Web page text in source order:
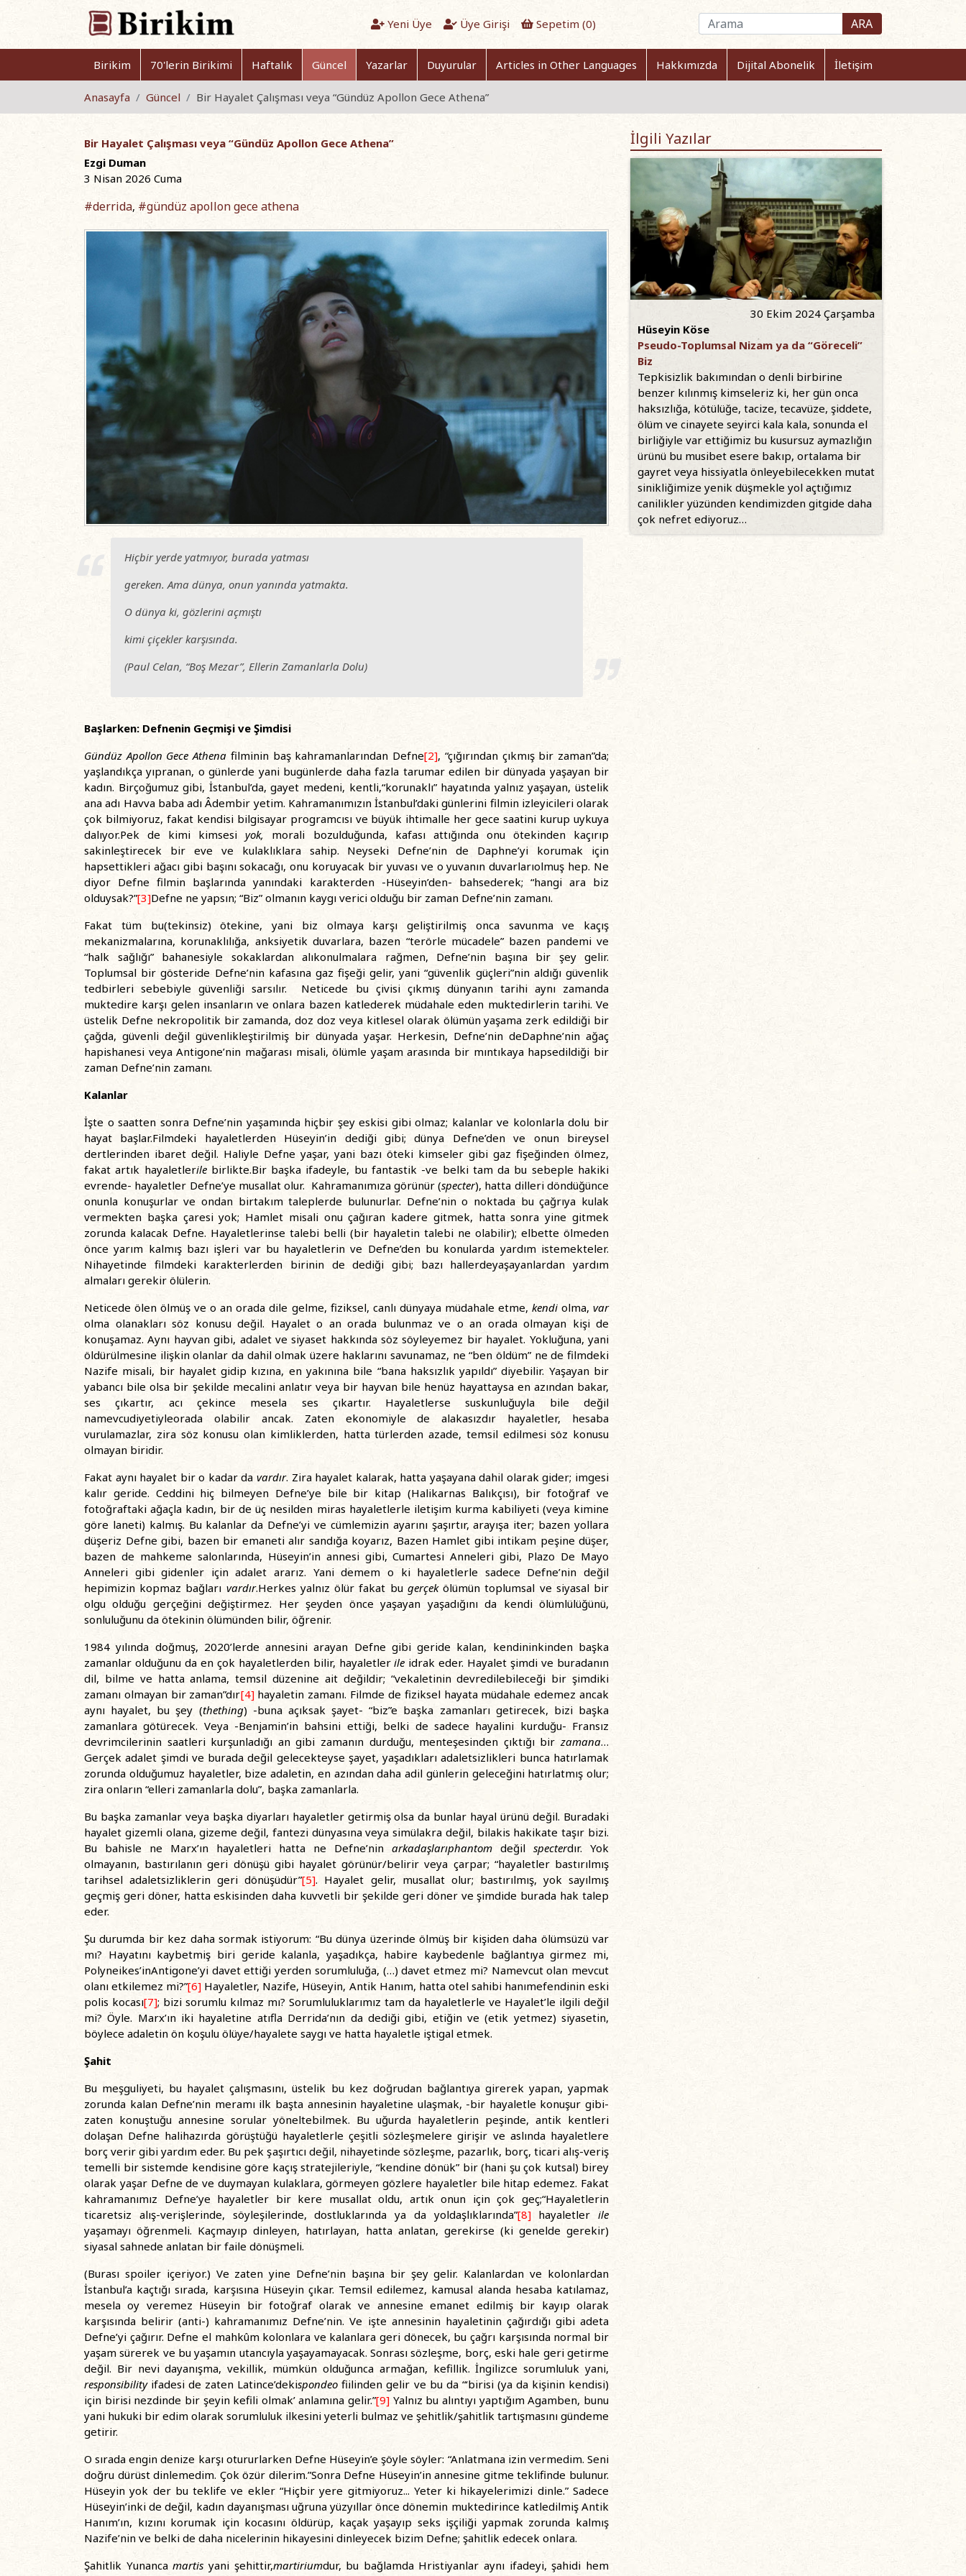
Yeni Üye Üye Girişi Sepetim (0) ARA
Birikim 70'lerin Birikimi Haftalık Güncel Yazarlar Duyurular Articles in Other Languages Hakkımızda Dijital Abonelik İletişim
Anasayfa Güncel Bir Hayalet Çalışması veya “Gündüz Apollon Gece Athena”
Bir Hayalet Çalışması veya “Gündüz Apollon Gece Athena”
Ezgi Duman
3 Nisan 2026 Cuma
#derrida, #gündüz apollon gece athena
Hiçbir yerde yatmıyor, burada yatması
gereken. Ama dünya, onun yanında yatmakta.
O dünya ki, gözlerini açmıştı
kimi çiçekler karşısında.
(Paul Celan, “Boş Mezar”, Ellerin Zamanlarla Dolu)
Başlarken: Defnenin Geçmişi ve Şimdisi
Gündüz Apollon Gece Athena filminin baş kahramanlarından Defne[2], “çığırından çıkmış bir zaman”da;
yaşlandıkça yıpranan, o günlerde yani bugünlerde daha fazla tarumar edilen bir dünyada yaşayan bir
kadın. Birçoğumuz gibi, İstanbul’da, gayet medeni, kentli,“korunaklı” hayatında yalnız yaşayan, üstelik
ana adı Havva baba adı Âdembir yetim. Kahramanımızın İstanbul’daki günlerini filmin izleyicileri olarak
çok bilmiyoruz, fakat kendisi bilgisayar programcısı ve büyük ihtimalle her gece saatini kurup uykuya
dalıyor.Pek de kimi kimsesiyok, morali bozulduğunda, kafası attığında onu ötekinden kaçırıp
sakinleştirecek bir eve ve kulaklıklara sahip. Neyseki Defne’nin de Daphne’yi korumak için
hapsettikleri ağacı gibi başını sokacağı, onu koruyacak bir yuvası ve o yuvanın duvarlarıolmuş hep. Ne
diyor Defne filmin başlarında yanındaki karakterden -Hüseyin’den- bahsederek; “hangi ara biz
olduysak?”[3]Defne ne yapsın; “Biz” olmanın kaygı verici olduğu bir zaman Defne’nin zamanı.
Fakat tüm bu(tekinsiz) ötekine, yani biz olmaya karşı geliştirilmiş onca savunma ve kaçış
mekanizmalarına, korunaklılığa, anksiyetik duvarlara, bazen “terörle mücadele” bazen pandemi ve
“halk sağlığı” bahanesiyle sokaklardan alıkonulmalara rağmen, Defne’nin başına bir şey gelir.
Toplumsal bir gösteride Defne’nin kafasına gaz fişeği gelir, yani “güvenlik güçleri”nin aldığı güvenlik
tedbirleri sebebiyle güvenliği sarsılır. Neticede bu çivisi çıkmış dünyanın tarihi aynı zamanda
muktedire karşı gelen insanların ve onlara bazen katlederek müdahale eden muktedirlerin tarihi. Ve
üstelik Defne nekropolitik bir zamanda, doz doz veya kitlesel olarak ölümün yaşama zerk edildiği bir
çağda, güvenli değil güvenlikleştirilmiş bir dünyada yaşar. Herkesin, Defne’nin deDaphne’nin ağaç
hapishanesi veya Antigone’nin mağarası misali, ölümle yaşam arasında bir mıntıkaya hapsedildiği bir
zaman Defne’nin zamanı.
Kalanlar
İşte o saatten sonra Defne’nin yaşamında hiçbir şey eskisi gibi olmaz; kalanlar ve kolonlarla dolu bir
hayat başlar.Filmdeki hayaletlerden Hüseyin’in dediği gibi; dünya Defne’den ve onun bireysel
dertlerinden ibaret değil. Haliyle Defne yaşar, yani bazı öteki kimseler gibi gaz fişeğinden ölmez,
fakat artık hayaletlerilebirlikte.Bir başka ifadeyle, bu fantastik -ve belki tam da bu sebeple hakiki
evrende- hayaletler Defne’ye musallat olur. Kahramanımıza görünür (specter), hatta dilleri döndüğünce
onunla konuşurlar ve ondan birtakım taleplerde bulunurlar. Defne’nin o noktada bu çağrıya kulak
vermekten başka çaresi yok; Hamlet misali onu çağıran kadere gitmek, hatta sonra yine gitmek
zorunda kalacak Defne. Hayaletlerinse talebi belli (bir hayaletin talebi ne olabilir); elbette ölmeden
önce yarım kalmış bazı işleri var bu hayaletlerin ve Defne’den bu konularda yardım istemekteler.
Nihayetinde filmdeki karakterlerden birinin de dediği gibi; bazı hallerdeyaşayanlardan yardım
almaları gerekir ölülerin.
Neticede ölen ölmüş ve o an orada dile gelme, fiziksel, canlı dünyaya müdahale etme, kendiolma, var
olma olanakları söz konusu değil. Hayalet o an orada bulunmaz ve o an orada olmayan kişi de
konuşamaz. Aynı hayvan gibi, adalet ve siyaset hakkında söz söyleyemez bir hayalet. Yokluğuna, yani
öldürülmesine ilişkin olanlar da dahil olmak üzere haklarını savunamaz, ne “ben öldüm” ne de filmdeki
Nazife misali, bir hayalet gidip kızına, en yakınına bile “bana haksızlık yapıldı” diyebilir. Yaşayan bir
yabancı bile olsa bir şekilde mecalini anlatır veya bir hayvan bile henüz hayattaysa en azından bakar,
ses çıkartır, acı çekince mesela ses çıkartır. Hayaletlerse suskunluğuyla bile değil
namevcudiyetiyleorada olabilir ancak. Zaten ekonomiyle de alakasızdır hayaletler, hesaba
vurulamazlar, zira söz konusu olan kimliklerden, hatta türlerden azade, temsil edilmesi söz konusu
olmayan biridir.
Fakat aynı hayalet bir o kadar da vardır. Zira hayalet kalarak, hatta yaşayana dahil olarak gider; imgesi
kalır geride. Ceddini hiç bilmeyen Defne’ye bile bir kitap (Halikarnas Balıkçısı), bir fotoğraf ve
fotoğraftaki ağaçla kadın, bir de üç nesilden miras hayaletlerle iletişim kurma kabiliyeti (veya kimine
göre laneti) kalmış. Bu kalanlar da Defne’yi ve cümlemizin ayarını şaşırtır, arayışa iter; bazen yollara
düşeriz Defne gibi, bazen bir emaneti alır sandığa koyarız, Bazen Hamlet gibi intikam peşine düşer,
bazen de mahkeme salonlarında, Hüseyin’in annesi gibi, Cumartesi Anneleri gibi, Plazo De Mayo
Anneleri gibi gidenler için adalet ararız. Yani demem o ki hayaletlerle sadece Defne’nin değil
hepimizin kopmaz bağları vardır.Herkes yalnız ölür fakat bu gerçekölümün toplumsal ve siyasal bir
olgu olduğu gerçeğini değiştirmez. Her şeyden önce yaşayan yaşadığını da kendi ölümlülüğünü,
sonluluğunu da ötekinin ölümünden bilir, öğrenir.
1984 yılında doğmuş, 2020’lerde annesini arayan Defne gibi geride kalan, kendininkinden başka
zamanlar olduğunu da en çok hayaletlerden bilir, hayaletlerile idrak eder. Hayalet şimdi ve buradanın
dil, bilme ve hatta anlama, temsil düzenine ait değildir; “vekaletinin devredilebileceği bir şimdiki
zamanı olmayan bir zaman”dır[4] hayaletin zamanı. Filmde de fiziksel hayata müdahale edemez ancak
aynı hayalet, bu şey (thething) -buna açıksak şayet- “biz”e başka zamanları getirecek, bizi başka
zamanlara götürecek. Veya -Benjamin’in bahsini ettiği, belki de sadece hayalini kurduğu- Fransız
devrimcilerinin saatleri kurşunladığı an gibi zamanın durduğu, menteşesinden çıktığı birzamana…
Gerçek adalet şimdi ve burada değil gelecekteyse şayet, yaşadıkları adaletsizlikleri bunca hatırlamak
zorunda olduğumuz hayaletler, bize adaletin, en azından daha adil günlerin geleceğini hatırlatmış olur;
zira onların “elleri zamanlarla dolu”, başka zamanlarla.
Bu başka zamanlar veya başka diyarları hayaletler getirmiş olsa da bunlar hayal ürünü değil. Buradaki
hayalet gizemli olana, gizeme değil, fantezi dünyasına veya simülakra değil, bilakis hakikate taşır bizi.
Bu bahisle ne Marx’ın hayaletleri hatta ne Defne’nin arkadaşlarıphantom değil specterdır. Yok
olmayanın, bastırılanın geri dönüşü gibi hayalet görünür/belirir veya çarpar; “hayaletler bastırılmış
tarihsel adaletsizliklerin geri dönüşüdür”[5]. Hayalet gelir, musallat olur; bastırılmış, yok sayılmış
geçmiş geri döner, hatta eskisinden daha kuvvetli bir şekilde geri döner ve şimdide burada hak talep
eder.
Şu durumda bir kez daha sormak istiyorum: “Bu dünya üzerinde ölmüş bir kişiden daha ölümsüzü var
mı? Hayatını kaybetmiş biri geride kalanla, yaşadıkça, habire kaybedenle bağlantıya girmez mi,
Polyneikes’inAntigone’yi davet ettiği yerden sorumluluğa, (…) davet etmez mi? Namevcut olan mevcut
olanı etkilemez mi?”[6] Hayaletler, Nazife, Hüseyin, Antik Hanım, hatta otel sahibi hanımefendinin eski
polis kocası[7]; bizi sorumlu kılmaz mı? Sorumluluklarımız tam da hayaletlerle ve Hayalet’le ilgili değil
mi? Öyle. Marx’ın iki hayaletine atıfla Derrida’nın da dediği gibi, etiğin ve (etik yetmez) siyasetin,
böylece adaletin ön koşulu ölüye/hayalete saygı ve hatta hayaletle iştigal etmek.
Şahit
Bu meşguliyeti, bu hayalet çalışmasını, üstelik bu kez doğrudan bağlantıya girerek yapan, yapmak
zorunda kalan Defne’nin meramı ilk başta annesinin hayaletine ulaşmak, -bir hayaletle konuşur gibi-
zaten konuştuğu annesine sorular yöneltebilmek. Bu uğurda hayaletlerin peşinde, antik kentleri
dolaşan Defne halihazırda görüştüğü hayaletlerle çeşitli sözleşmelere girişir ve aslında hayaletlere
borç verir gibi yardım eder. Bu pek şaşırtıcı değil, nihayetinde sözleşme, pazarlık, borç, ticari alış-veriş
temelli bir sistemde kendisine göre kaçış stratejileriyle, “kendine dönük” bir (hani şu çok kutsal) birey
olarak yaşar Defne de ve duymayan kulaklara, görmeyen gözlere hayaletler bile hitap edemez. Fakat
kahramanımız Defne’ye hayaletler bir kere musallat oldu, artık onun için çok geç;“Hayaletlerin
ticaretsiz alış-verişlerinde, söyleşilerinde, dostluklarında ya da yoldaşlıklarında”[8]hayaletler ile
yaşamayı öğrenmeli. Kaçmayıp dinleyen, hatırlayan, hatta anlatan, gerekirse (ki genelde gerekir)
siyasal sahnede anlatan bir faile dönüşmeli.
(Burası spoiler içeriyor.) Ve zaten yine Defne’nin başına bir şey gelir. Kalanlardan ve kolonlardan
İstanbul’a kaçtığı sırada, karşısına Hüseyin çıkar. Temsil edilemez, kamusal alanda hesaba katılamaz,
mesela oy veremez Hüseyin bir fotoğraf olarak ve annesine emanet edilmiş bir kayıp olarak
karşısında belirir (anti-) kahramanımız Defne’nin. Ve işte annesinin hayaletinin çağırdığı gibi adeta
Defne’yi çağırır. Defne el mahkûm kolonlara ve kalanlara geri dönecek, bu çağrı karşısında normal bir
yaşam sürerek ve bu yaşamın utancıyla yaşayamayacak. Sonrası sözleşme, borç, eski hale geri getirme
değil. Bir nevi dayanışma, vekillik, mümkün olduğunca armağan, kefillik. İngilizce sorumluluk yani,
responsibilityifadesi de zaten Latince’dekispondeo fiilinden gelir ve bu da “‘birisi (ya da kişinin kendisi)
için birisi nezdinde bir şeyin kefili olmak’ anlamına gelir.”[9] Yalnız bu alıntıyı yaptığım Agamben, bunu
yani hukuki bir edim olarak sorumluluk ilkesini yeterli bulmaz ve şehitlik/şahitlik tartışmasını gündeme
getirir.
O sırada engin denize karşı otururlarken Defne Hüseyin’e şöyle söyler: “Anlatmana izin vermedim. Seni
doğru dürüst dinlemedim. Çok özür dilerim.”Sonra Defne Hüseyin’in annesine gitme teklifinde bulunur.
Hüseyin yok der bu teklife ve ekler “Hiçbir yere gitmiyoruz... Yeter ki hikayelerimizi dinle.” Sadece
Hüseyin’inki de değil, kadın dayanışması uğruna yüzyıllar önce dönemin muktedirince katledilmiş Antik
Hanım’ın, kızını korumak için kocasını öldürüp, kaçak yaşayıp seks işçiliği yapmak zorunda kalmış
Nazife’nin ve belki de daha nicelerinin hikayesini dinleyecek bizim Defne; şahitlik edecek onlara.
Şahitlik Yunancamartis yani şehittir,martiriumdur, bu bağlamda Hristiyanlar aynı ifadeyi, şahidi hem
İlgili Yazılar
30 Ekim 2024 Çarşamba
Hüseyin Köse
Pseudo-Toplumsal Nizam ya da “Göreceli”
Biz
Tepkisizlik bakımından o denli birbirine
benzer kılınmış kimseleriz ki, her gün onca
haksızlığa, kötülüğe, tacize, tecavüze, şiddete,
ölüm ve cinayete seyirci kala kala, sonunda el
birliğiyle var ettiğimiz bu kusursuz aymazlığın
ürünü bu musibet esere bakıp, ortalama bir
gayret veya hissiyatla önleyebilecekken mutat
sinikliğimize yenik düşmekle yol açtığımız
canilikler yüzünden kendimizden gitgide daha
çok nefret ediyoruz…